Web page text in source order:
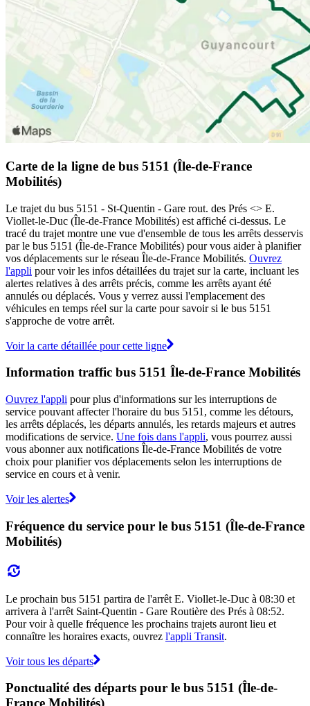
Carte de la ligne de bus 5151 (Île-de-France
Mobilités)
Le trajet du bus 5151 - St-Quentin - Gare rout. des Prés <> E.
Viollet-le-Duc (Île-de-France Mobilités) est affiché ci-dessus. Le
tracé du trajet montre une vue d'ensemble de tous les arrêts desservis
par le bus 5151 (Île-de-France Mobilités) pour vous aider à planifier
vos déplacements sur le réseau Île-de-France Mobilités. Ouvrez
l'appli pour voir les infos détaillées du trajet sur la carte, incluant les
alertes relatives à des arrêts précis, comme les arrêts ayant été
annulés ou déplacés. Vous y verrez aussi l'emplacement des
véhicules en temps réel sur la carte pour savoir si le bus 5151
s'approche de votre arrêt.
Voir la carte détaillée pour cette ligne
Information traffic bus 5151 Île-de-France Mobilités
Ouvrez l'appli pour plus d'informations sur les interruptions de
service pouvant affecter l'horaire du bus 5151, comme les détours,
les arrêts déplacés, les départs annulés, les retards majeurs et autres
modifications de service. Une fois dans l'appli, vous pourrez aussi
vous abonner aux notifications Île-de-France Mobilités de votre
choix pour planifier vos déplacements selon les interruptions de
service en cours et à venir.
Voir les alertes
Fréquence du service pour le bus 5151 (Île-de-France
Mobilités)
Le prochain bus 5151 partira de l'arrêt E. Viollet-le-Duc à 08:30 et
arrivera à l'arrêt Saint-Quentin - Gare Routière des Prés à 08:52.
Pour voir à quelle fréquence les prochains trajets auront lieu et
connaître les horaires exacts, ouvrez l'appli Transit.
Voir tous les départs
Ponctualité des départs pour le bus 5151 (Île-de-
France Mobilités)